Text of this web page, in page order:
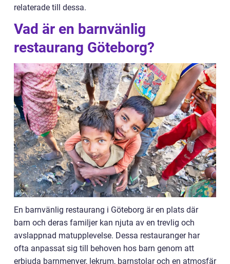
relaterade till dessa.
Vad är en barnvänlig
restaurang Göteborg?
En barnvänlig restaurang i Göteborg är en plats där
barn och deras familjer kan njuta av en trevlig och
avslappnad matupplevelse. Dessa restauranger har
ofta anpassat sig till behoven hos barn genom att
erbjuda barnmenyer, lekrum, barnstolar och en atmosfär